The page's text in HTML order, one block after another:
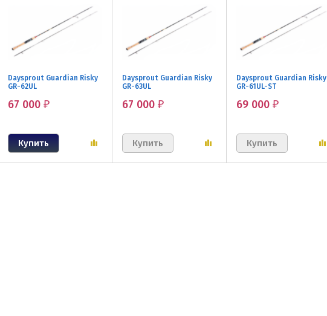
Daysprout Guardian Risky
GR-62UL
67 000 ₽
Daysprout Guardian Risky
GR-63UL
67 000₽
Daysprout Guardian Risky
GR-61UL-ST
69 000₽